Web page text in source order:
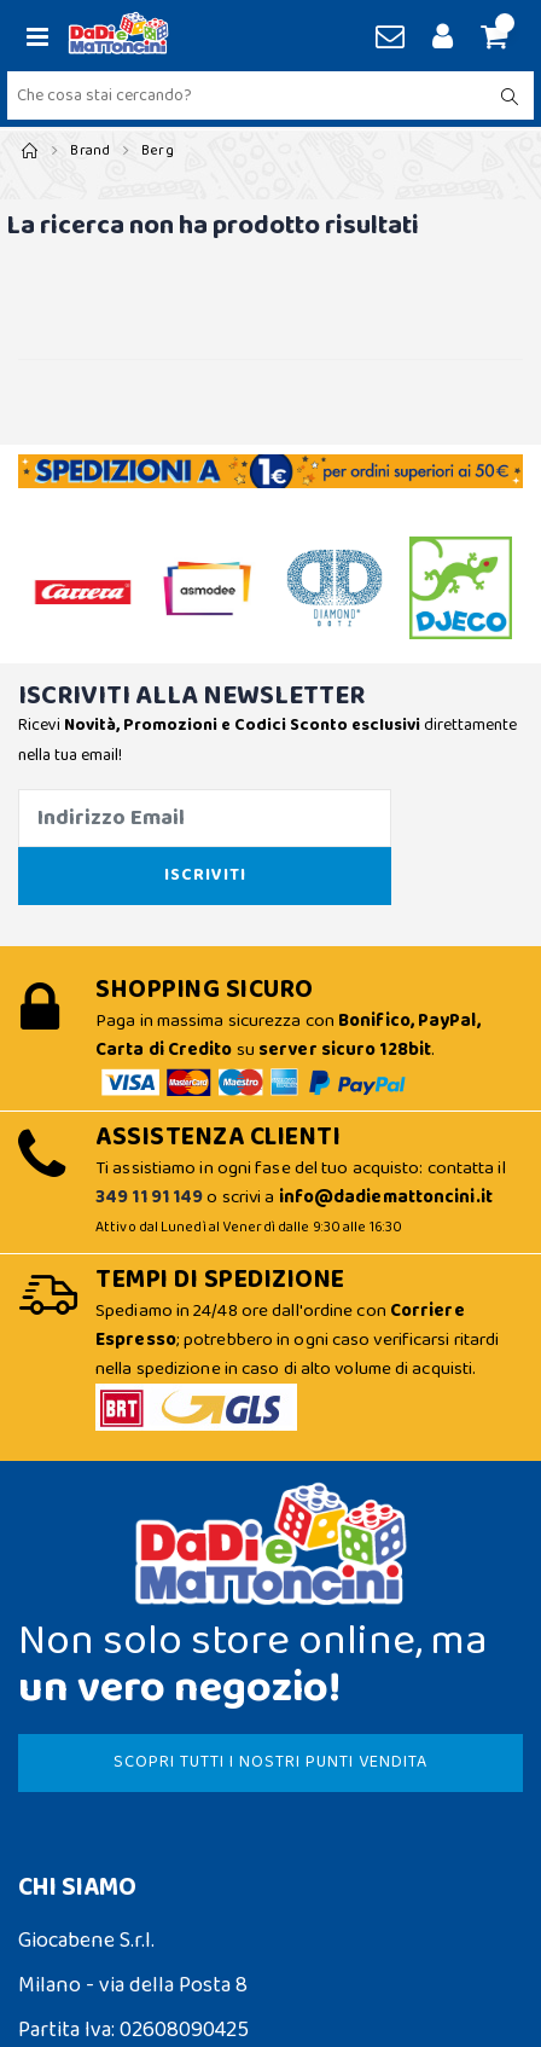
Brand Berg
La ricerca non ha prodotto risultati
ISCRIVITI ALLA NEWSLETTER
Ricevi Novità, Promozioni e Codici Sconto esclusividirettamente
nella tua email!
SHOPPING SICURO
Paga in massima sicurezza con Bonifico, PayPal,
Carta di Creditosu server sicuro 128bit.
ASSISTENZA CLIENTI
Ti assistiamo in ogni fase del tuo acquisto: contatta il
349 11 91 149o scrivi a info@dadiemattoncini.it
Attivo dal Lunedì al Venerdì dalle 9:30 alle 16:30
TEMPI DI SPEDIZIONE
Spediamo in 24/48 ore dall'ordine con Corriere
Espresso; potrebbero in ogni caso verificarsi ritardi
nella spedizione in caso di alto volume di acquisti.
Non solo store online, ma
un vero negozio!
SCOPRI TUTTI I NOSTRI PUNTI VENDITA
CHI SIAMO
Giocabene S.r.l.
Milano - via della Posta 8
Partita Iva: 02608090425